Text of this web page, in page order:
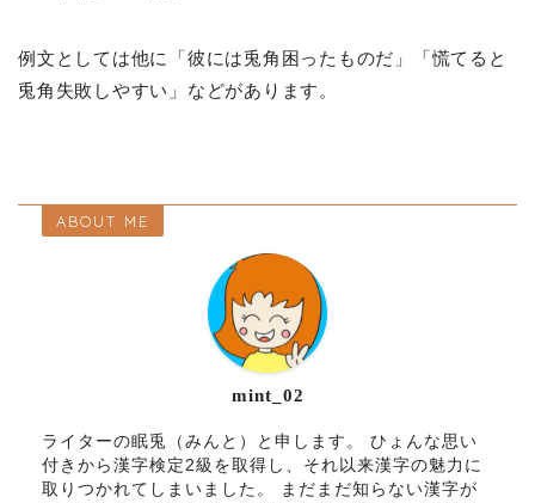
例文としては他に「彼には兎角困ったものだ」「慌てると
兎角失敗しやすい」などがあります。
ABOUT ME
mint_02
ライターの眠兎（みんと）と申します。 ひょんな思い
付きから漢字検定2級を取得し、それ以来漢字の魅力に
取りつかれてしまいました。 まだまだ知らない漢字が